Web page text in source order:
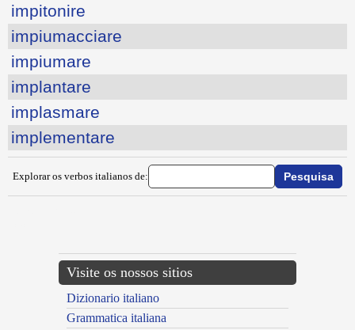
impitonire
impiumacciare
impiumare
implantare
implasmare
implementare
Explorar os verbos italianos de:
Visite os nossos sitios
Dizionario italiano
Grammatica italiana